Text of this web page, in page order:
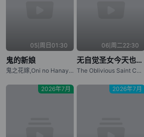
05|周日01:30
鬼的新娘
鬼之花嫁,Oni no Hanayome,The Ogre's Bride
06|周二22:30
无自觉圣女今天也无意识地释放力量
The Oblivious Saint Can't Contain Her Power,Mujikaku Seijo wa Kyou mo Muishiki ni Chikara wo Tare Nagasu
2026年7月 2026年7月